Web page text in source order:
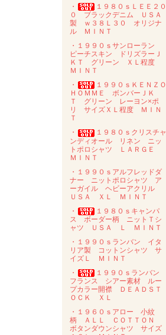
・
１９８０ｓＬＥＥ２０
０ ブラックデニム ＵＳＡ
製 ｗ３８Ｌ３０ オリジナ
ル ＭＩＮＴ
・１９９０ｓサンローラン
ピーチスキン ドリズラーＪ
ＫＴ グリーン ＸＬ程度
ＭＩＮＴ
・
１９９０ｓＫＥＮＺＯ
ＨＯＭＭＥ ボンバーＪＫ
Ｔ グリーン レーヨン×ポ
リ サイズＸＬ程度 ＭＩＮ
Ｔ
・
１９８０ｓクリスチャ
ンディオール リネン ニッ
トポロシャツ ＬＡＲＧＥ
ＭＩＮＴ
・１９９０ｓアルフレッドダ
ナー ニットポロシャツ ア
ーガイル ヘビーアクリル
ＵＳＡ ＸＬ ＭＩＮＴ
・
１９８０ｓキャンパ
ス ボーダー柄 ニットＴシ
ャツ ＵＳＡ Ｌ ＭＩＮＴ
・１９９０ｓランバン イタ
リア製 コットンシャツ サ
イズＬ ＭＩＮＴ
・
１９９０ｓランバン
フランス シアー素材 ルー
プカラー開襟 ＤＥＡＤＳＴ
ＯＣＫ ＸＬ
・１９６０ｓアロー 小紋
柄 ＡＬＬ ＣＯＴＴＯＮ
ボタンダウンシャツ サイズ